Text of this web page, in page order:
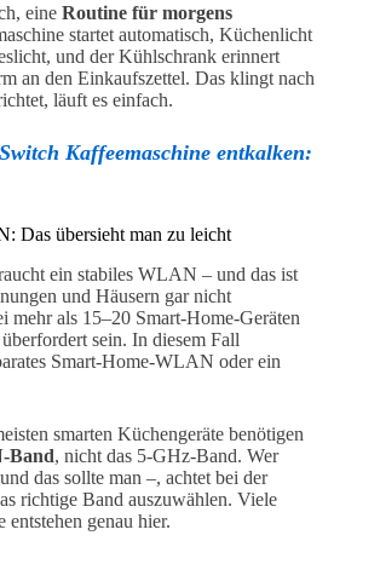
eine Routine für morgens
startet automatisch, Küchenlicht
und der Kühlschrank erinnert
an den Einkaufszettel. Das klingt nach
läuft es einfach.
Kaffeemaschine entkalken:
Das übersieht man zu leicht
ein stabiles WLAN – und das ist
und Häusern gar nicht
mehr als 15–20 Smart-Home-Geräten
sein. In diesem Fall
Smart-Home-WLAN oder ein
smarten Küchengeräte benötigen
Band, nicht das 5-GHz-Band. Wer
das sollte man –, achtet bei der
richtige Band auszuwählen. Viele
genau hier.